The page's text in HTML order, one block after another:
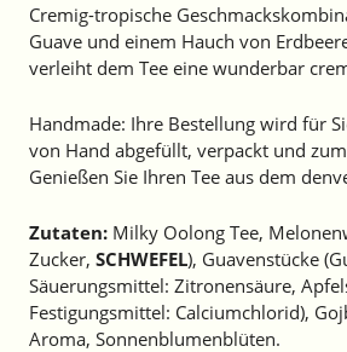
Cremig-tropische
Guave und einem Hauch von
verleiht dem Tee eine wunderbar
Handmade: Ihre Bestellung wird für
von Hand abgefüllt, verpackt und
Genießen Sie Ihren Tee aus dem
Zutaten: Milky Oolong Tee,
Zucker, SCHWEFEL), Guavenstücke
Säuerungsmittel: Zitronensäure,
Festigungsmittel: Calciumchlorid),
Aroma, Sonnenblumenblüten.